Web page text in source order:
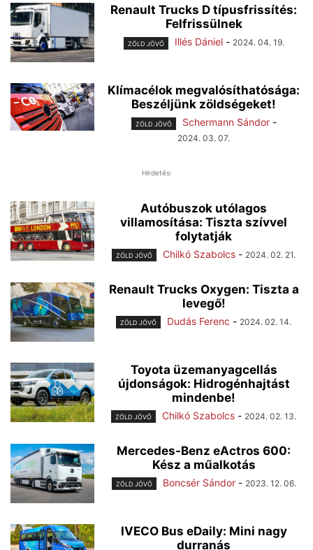
Renault Trucks D típusfrissítés:
Felfrissülnek
ZÖLD JÖVŐ Illés Dániel - 2024. 04. 19.
Klímacélok megvalósíthatósága:
Beszéljünk zöldségeket!
ZÖLD JÖVŐ Schermann Sándor -
2024. 03. 07.
Hirdetés:
Autóbuszok utólagos
villamosítása: Tiszta szívvel
folytatják
ZÖLD JÖVŐ Chilkó Szabolcs - 2024. 02. 21.
Renault Trucks Oxygen: Tiszta a
levegő!
ZÖLD JÖVŐ Dudás Ferenc - 2024. 02. 14.
Toyota üzemanyagcellás
újdonságok: Hidrogénhajtást
mindenbe!
ZÖLD JÖVŐ Chilkó Szabolcs - 2024. 02. 13.
Mercedes-Benz eActros 600:
Kész a műalkotás
ZÖLD JÖVŐ Boncsér Sándor - 2023. 12. 06.
IVECO Bus eDaily: Mini nagy
durranás